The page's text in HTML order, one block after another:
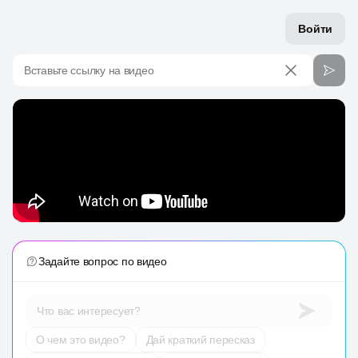
Войти
Вставьте ссылку на видео
Задайте вопрос по видео
Что вас интересует?
О чем это видео? Дай краткий пересказ